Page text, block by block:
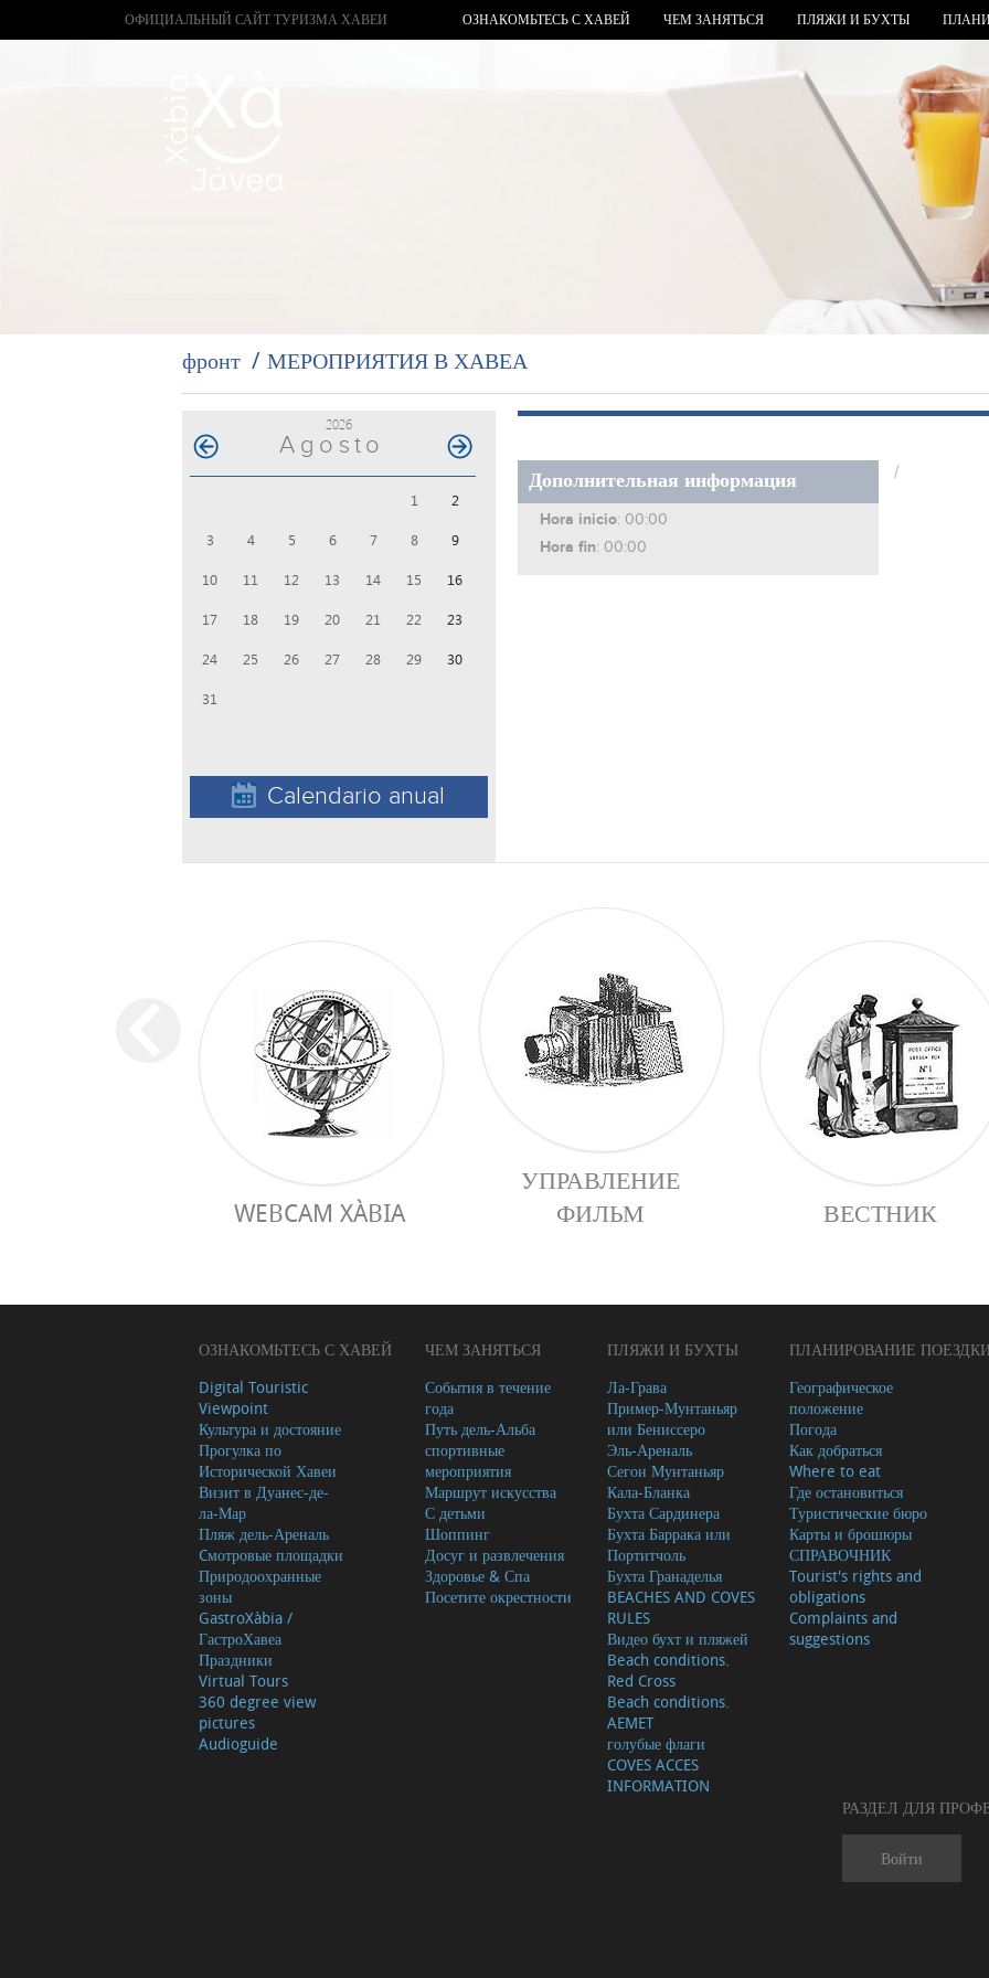
ОФИЦИАЛЬНЫЙ САЙТ ТУРИЗМА ХАВЕИ ОЗНАКОМЬТЕСЬ С ХАВЕЙ ЧЕМ ЗАНЯТЬСЯ ПЛЯЖИ И БУХТЫ
фронт МЕРОПРИЯТИЯ В ХАВЕА
2026
Agosto
1 2
3 4 5 6 7 8 9
10 11 12 13 14 15 16
17 18 19 20 21 22 23
24 25 26 27 28 29 30
31
Calendario anual
Дополнительная информация
Hora inicio: 00:00
Hora fin: 00:00
/
WEBCAM XÀBIA
УПРАВЛЕНИЕ
ФИЛЬМ
ВЕСТНИК
ОЗНАКОМЬТЕСЬ С ХАВЕЙ
Digital Touristic
Viewpoint
Культура и достояние
Прогулка по
Исторической Хавеи
Визит в Дуанес-де-
ла-Мар
Пляж дель-Ареналь
Cмотровые площадки
Природоохранные
зоны
GastroXàbia /
ГастроХавеа
Праздники
Virtual Tours
360 degree view
pictures
Audioguide
ЧЕМ ЗАНЯТЬСЯ
События в течение
года
Путь дель-Альба
спортивные
мероприятия
Маршрут искусства
С детьми
Шоппинг
Досуг и развлечения
Здоровье & Спа
Посетите окрестности
ПЛЯЖИ И БУХТЫ
Ла-Грава
Пример-Мунтаньяр
или Бениссеро
Эль-Ареналь
Сегон Мунтаньяр
Кала-Бланка
Бухта Сардинера
Бухта Баррака или
Портитчоль
Бухта Гранаделья
BEACHES AND COVES
RULES
Видео бухт и пляжей
Beach conditions.
Red Cross
Beach conditions.
AEMET
голубые флаги
COVES ACCES
INFORMATION
ПЛАНИРОВАНИЕ
Географическое
положение
Погода
Как добраться
Where to eat
Где остановиться
Туристические бюро
Карты и брошюры
СПРАВОЧНИК
Tourist's rights and
obligations
Complaints and
suggestions
РАЗДЕЛ ДЛЯ
Войти